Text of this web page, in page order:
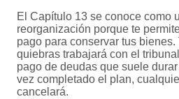
El Capítulo 13 se conoce como
reorganización porque te
pago para conservar tus
quiebras trabajará con el
pago de deudas que suele
vez completado el plan,
cancelará.